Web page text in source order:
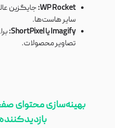
WP Rocket: جایگزین
سایر هاست‌ها.
Imagify یا ShortPixel:
تصاویر محصولات.
بهینه‌سازی محتوای